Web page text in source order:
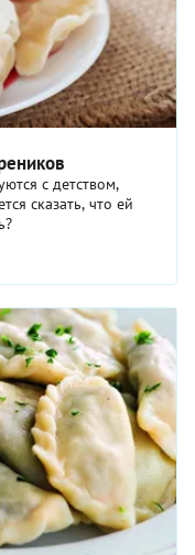
с детством,
сказать, что ей